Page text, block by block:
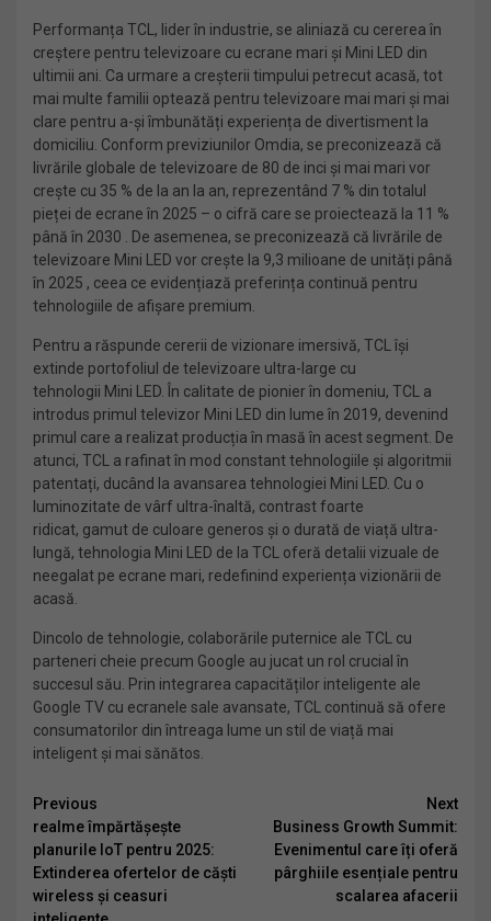
Performanța TCL, lider în industrie, se aliniază cu cererea în
creștere pentru televizoare cu ecrane mari și Mini LED din
ultimii ani. Ca urmare a creșterii timpului petrecut acasă, tot
mai multe familii optează pentru televizoare mai mari și mai
clare pentru a-și îmbunătăți experiența de divertisment la
domiciliu. Conform previziunilor Omdia, se preconizează că
livrările globale de televizoare de 80 de inci și mai mari vor
crește cu 35 % de la an la an, reprezentând 7 % din totalul
pieței de ecrane în 2025 – o cifră care se proiectează la 11 %
până în 2030 . De asemenea, se preconizează că livrările de
televizoare Mini LED vor crește la 9,3 milioane de unități până
în 2025 , ceea ce evidențiază preferința continuă pentru
tehnologiile de afișare premium.
Pentru a răspunde cererii de vizionare imersivă, TCL își
extinde portofoliul de televizoare ultra-large cu
tehnologii Mini LED. În calitate de pionier în domeniu, TCL a
introdus primul televizor Mini LED din lume în 2019, devenind
primul care a realizat producția în masă în acest segment. De
atunci, TCL a rafinat în mod constant tehnologiile și algoritmii
patentați, ducând la avansarea tehnologiei Mini LED. Cu o
luminozitate de vârf ultra-înaltă, contrast foarte
ridicat, gamut de culoare generos și o durată de viață ultra-
lungă, tehnologia Mini LED de la TCL oferă detalii vizuale de
neegalat pe ecrane mari, redefinind experiența vizionării de
acasă.
Dincolo de tehnologie, colaborările puternice ale TCL cu
parteneri cheie precum Google au jucat un rol crucial în
succesul său. Prin integrarea capacităților inteligente ale
Google TV cu ecranele sale avansate, TCL continuă să ofere
consumatorilor din întreaga lume un stil de viață mai
inteligent și mai sănătos.
Continue
Reading
Previous
realme împărtășește
planurile IoT pentru 2025:
Extinderea ofertelor de căști
wireless și ceasuri
Next
Business Growth Summit:
Evenimentul care îți oferă
pârghiile esențiale pentru
scalarea afacerii